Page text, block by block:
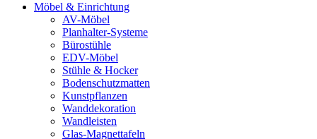
Möbel & Einrichtung
AV-Möbel
Planhalter-Systeme
Bürostühle
EDV-Möbel
Stühle & Hocker
Bodenschutzmatten
Kunstpflanzen
Wanddekoration
Wandleisten
Glas-Magnettafeln